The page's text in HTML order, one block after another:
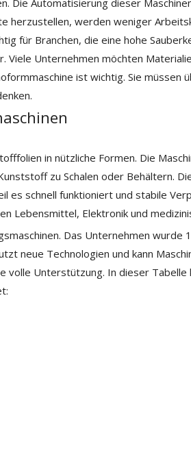
Die Automatisierung dieser
herzustellen, werden weniger
für Branchen, die eine hohe
Unternehmen möchten
ist wichtig. Sie müssen
in nützliche Formen. Die
zu Schalen oder Behältern.
schnell funktioniert und stabile
Lebensmittel, Elektronik und
Das Unternehmen wurde
neue Technologien und kann
volle Unterstützung. In dieser Tabelle